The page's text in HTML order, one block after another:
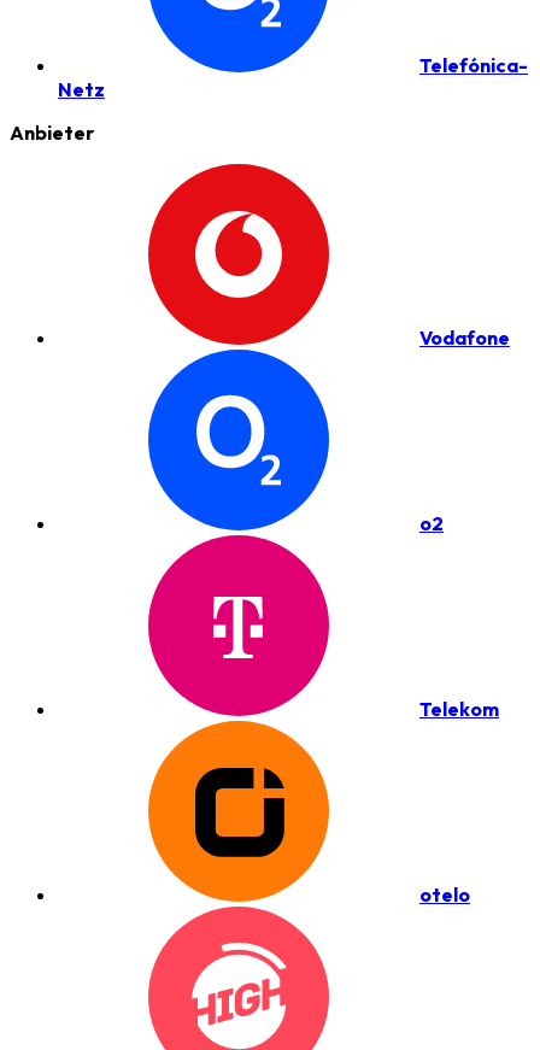
Telefónica-
Netz
Anbieter
Vodafone
o2
Telekom
otelo